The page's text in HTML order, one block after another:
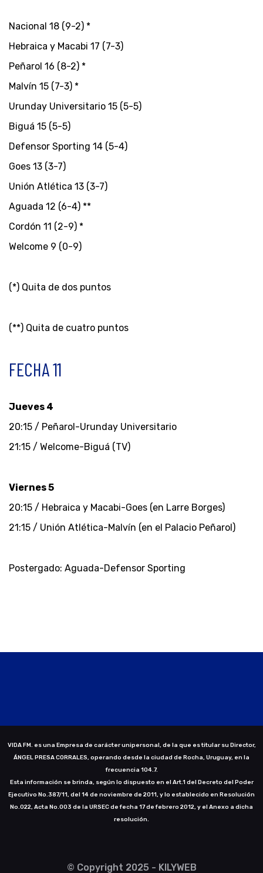
Nacional 18 (9-2) *
Hebraica y Macabi 17 (7-3)
Peñarol 16 (8-2) *
Malvín 15 (7-3) *
Urunday Universitario 15 (5-5)
Biguá 15 (5-5)
Defensor Sporting 14 (5-4)
Goes 13 (3-7)
Unión Atlética 13 (3-7)
Aguada 12 (6-4) **
Cordón 11 (2-9) *
Welcome 9 (0-9)
(*) Quita de dos puntos
(**) Quita de cuatro puntos
FECHA 11
Jueves 4
20:15 / Peñarol-Urunday Universitario
21:15 / Welcome-Biguá (TV)
Viernes 5
20:15 / Hebraica y Macabi-Goes (en Larre Borges)
21:15 / Unión Atlética-Malvín (en el Palacio Peñarol)
Postergado: Aguada-Defensor Sporting
VIDA FM. es una Empresa de carácter unipersonal, de la que es titular su Director,
ÁNGEL PRESA CORRALES, operando desde la ciudad de Rocha, Uruguay, en la
frecuencia 104.7.
Esta información se brinda, según lo dispuesto en el Art.1 del Decreto del Poder
Ejecutivo No.387/11, del 14 de noviembre de 2011, y lo establecido en Resolución
No.022, Acta No.003 de la URSEC de fecha 17 de febrero 2012, y el Anexo a dicha
resolución.
© Copyright 2025 - KILYWEB